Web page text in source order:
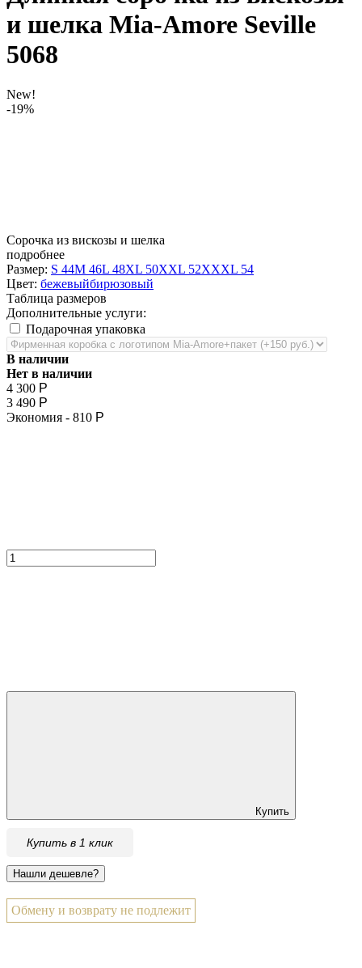
и шелка Mia-Amore Seville
5068
New!
-19%
Сорочка из вискозы и шелка
подробнее
Размер: S 44M 46L 48XL 50XXL 52XXXL 54
Цвет: бежевыйбирюзовый
Таблица размеров
Дополнительные услуги:
Подарочная упаковка
В наличии
Нет в наличии
4 300 Р
3 490 Р
Экономия - 810 Р
Купить
Купить в 1 клик
Обмену и возврату не подлежит